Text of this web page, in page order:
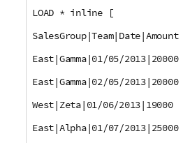
LOAD * inline [
SalesGroup|Team|Date|Amount
East|Gamma|01/05/2013|20000
East|Gamma|02/05/2013|20000
West|Zeta|01/06/2013|19000
East|Alpha|01/07/2013|25000